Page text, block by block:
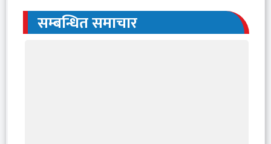
सम्बन्धित समाचार